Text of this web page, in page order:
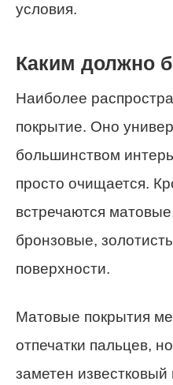
условия.
Каким должно
Наиболее
покрытие. Оно
большинством
просто очищается.
встречаются
бронзовые,
поверхности.
Матовые покрытия
отпечатки пальцев,
заметен